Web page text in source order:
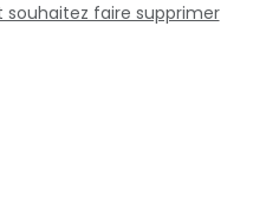
souhaitez faire supprimer